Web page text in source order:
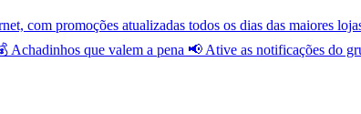
com promoções atualizadas todos os dias das maiores
que valem a pena 📢 Ative as notificações do